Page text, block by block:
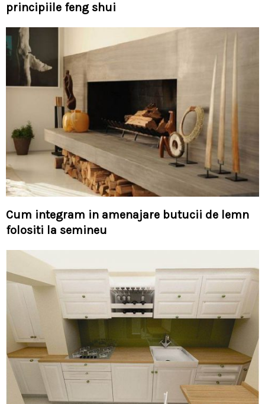
principiile feng shui
Cum integram in amenajare butucii de lemn
folositi la semineu